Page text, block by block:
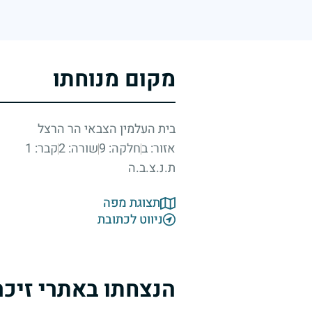
מקום מנוחתו
בית העלמין הצבאי הר הרצל
אזור: בחלקה: 9 שורה: 2
קבר: 1
ת.נ.צ.ב.ה
תצוגת מפה
ניווט לכתובת
הנצחתו באתרי